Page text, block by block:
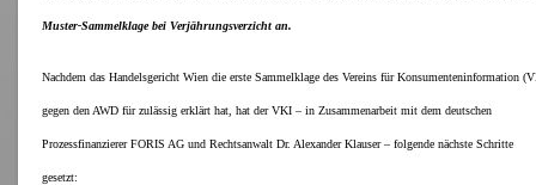
Muster-Sammelklage bei Verjährungsverzicht an.
Nachdem das Handelsgericht Wien die erste Sammelklage des Vereins für Konsumenteninformation
gegen den AWD für zulässig erklärt hat, hat der VKI – in Zusammenarbeit mit dem deutschen
Prozessfinanzierer FORIS AG und Rechtsanwalt Dr. Alexander Klauser – folgende nächste Schritte
gesetzt: